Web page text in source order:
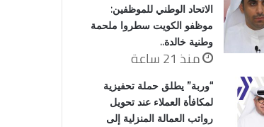
الاتحاد الوطني للموظفين:
موظفو الكويت سطروا ملحمة
وطنية خالدة..
منذ 21 ساعة
“وربة” يطلق حملة تحفيزية
لمكافأة العملاء عند تحويل
رواتب العمالة المنزلية إلى